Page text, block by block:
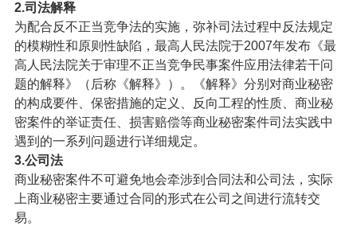
2.司法解释
为配合反不正当竞争法的实施，弥补司法过程中反法规定
的模糊性和原则性缺陷，最高人民法院于2007年发布《最
高人民法院关于审理不正当竞争民事案件应用法律若干问
题的解释》（后称《解释》）。《解释》分别对商业秘密
的构成要件、保密措施的定义、反向工程的性质、商业秘
密案件的举证责任、损害赔偿等商业秘密案件司法实践中
遇到的一系列问题进行详细规定。
3.公司法
商业秘密案件不可避免地会牵涉到合同法和公司法，实际
上商业秘密主要通过合同的形式在公司之间进行流转交
易。